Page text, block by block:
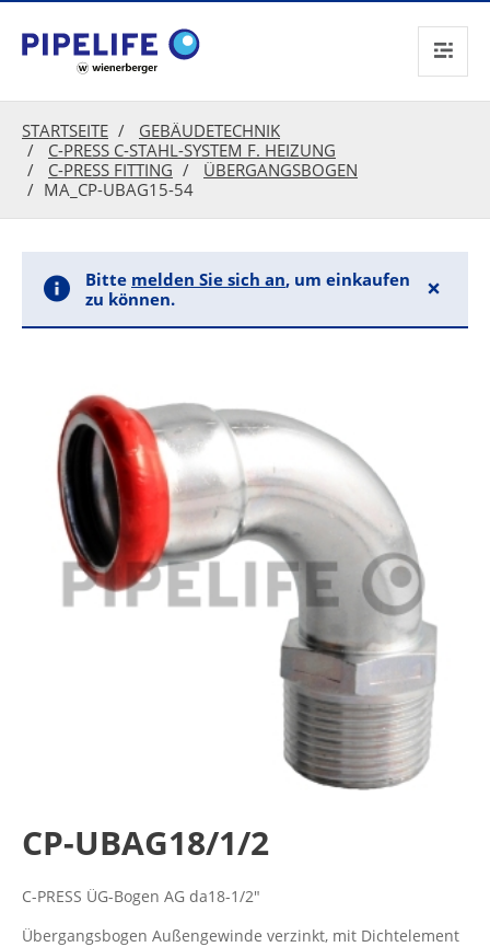
text.skipToContent
text.skipToNavigation
STARTSEITE
GEBÄUDETECHNIK
C-PRESS C-STAHL-SYSTEM F. HEIZUNG
C-PRESS FITTING
ÜBERGANGSBOGEN
MA_CP-UBAG15-54
Bitte melden Sie sich an, um einkaufen
zu können.
×
CP-UBAG18/1/2
C-PRESS ÜG-Bogen AG da18-1/2"
Übergangsbogen Außengewinde verzinkt, mit Dichtelement